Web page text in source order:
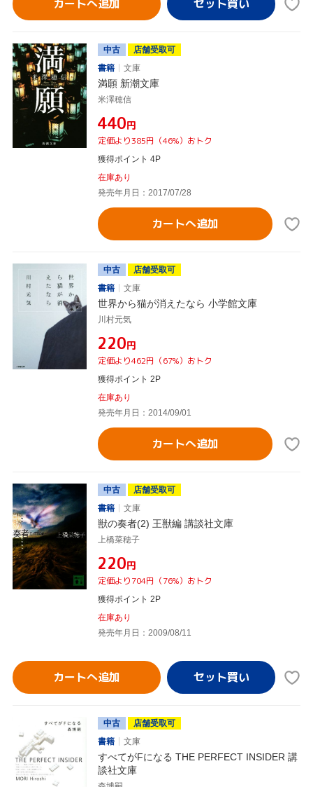
カートへ追加
中古
店舗受取可
書籍
文庫
満願 新潮文庫
米澤穂信
¥440円
定価より385円（46%）おトク
獲得ポイント 4P
在庫あり
発売年月日：2017/07/28
カートへ追加
中古
店舗受取可
書籍
文庫
世界から猫が消えたなら 小学館文庫
川村元気
¥220円
定価より462円（67%）おトク
獲得ポイント 2P
在庫あり
発売年月日：2014/09/01
カートへ追加
中古
店舗受取可
書籍
文庫
獣の奏者(2) 王獣編 講談社文庫
上橋菜穂子
¥220円
定価より704円（76%）おトク
獲得ポイント 2P
在庫あり
発売年月日：2009/08/11
カートへ追加
中古
店舗受取可
書籍
文庫
すべてがFになる THE PERFECT INSIDER 講
談社文庫